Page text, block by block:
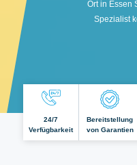
Ort in Essen
Spezialist
24/7
Verfügbarkeit
Bereitstellung
von Garantien